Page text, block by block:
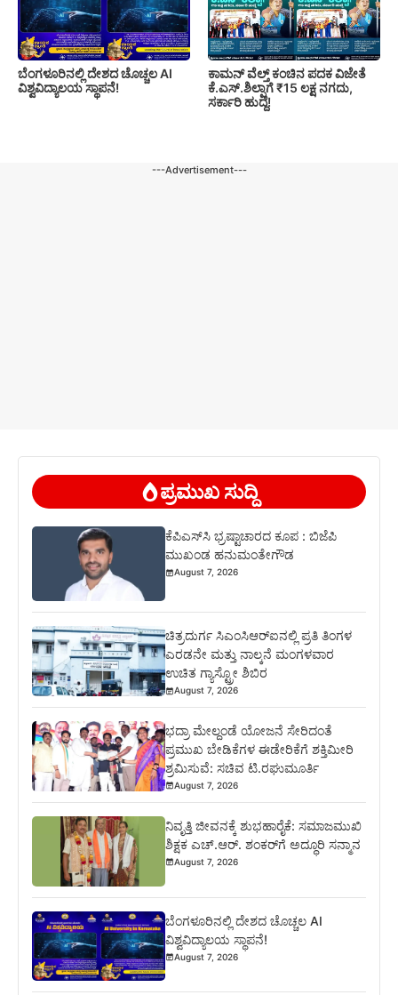
ಬೆಂಗಳೂರಿನಲ್ಲಿ ದೇಶದ ಚೊಚ್ಚಲ AI
ವಿಶ್ವವಿದ್ಯಾಲಯ ಸ್ಥಾಪನೆ!
ಕಾಮನ್ ವೆಲ್ತ್ ಕಂಚಿನ ಪದಕ ವಿಜೇತೆ
ಕೆ.ಎಸ್.ಶಿಲ್ಪಾಗೆ ₹15 ಲಕ್ಷ ನಗದು,
ಸರ್ಕಾರಿ ಹುದ್ದೆ!
---Advertisement---
ಪ್ರಮುಖ ಸುದ್ದಿ
ಕೆಪಿಎಸ್‍ಸಿ ಭ್ರಷ್ಟಾಚಾರದ ಕೂಪ : ಬಿಜೆಪಿ
ಮುಖಂಡ ಹನುಮಂತೇಗೌಡ
August 7, 2026
ಚಿತ್ರದುರ್ಗ ಸಿಎಂಸಿಆರ್‍ಐನಲ್ಲಿ ಪ್ರತಿ ತಿಂಗಳ
ಎರಡನೇ ಮತ್ತು ನಾಲ್ಕನೆ ಮಂಗಳವಾರ
ಉಚಿತ ಗ್ಯಾಸ್ಟ್ರೋ ಶಿಬಿರ
August 7, 2026
ಭದ್ರಾ ಮೇಲ್ದಂಡೆ ಯೋಜನೆ ಸೇರಿದಂತೆ
ಪ್ರಮುಖ ಬೇಡಿಕೆಗಳ ಈಡೇರಿಕೆಗೆ ಶಕ್ತಿಮೀರಿ
ಶ್ರಮಿಸುವೆ: ಸಚಿವ ಟಿ.ರಘುಮೂರ್ತಿ
August 7, 2026
ನಿವೃತ್ತಿ ಜೀವನಕ್ಕೆ ಶುಭಹಾರೈಕೆ: ಸಮಾಜಮುಖಿ
ಶಿಕ್ಷಕ ಎಚ್.ಆರ್. ಶಂಕರ್‌ಗೆ ಅದ್ಧೂರಿ ಸನ್ಮಾನ
August 7, 2026
ಬೆಂಗಳೂರಿನಲ್ಲಿ ದೇಶದ ಚೊಚ್ಚಲ AI
ವಿಶ್ವವಿದ್ಯಾಲಯ ಸ್ಥಾಪನೆ!
August 7, 2026